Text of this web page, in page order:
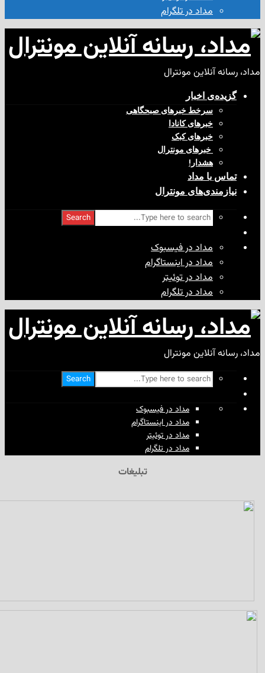
مداد در تلگرام
مونترال
اخبار
سرخط خبرهای صبحگاهی
خبرهای کانادا
خبرهای کبک
‌ خبرهای مونترال
مداد
مونترال
Search
مداد در فیسبوک
مداد در اینستاگرام
مداد در توئیتر
مداد در تلگرام
مونترال
Search
مداد در فیسبوک
مداد در اینستاگرام
مداد در توئیتر
مداد در تلگرام